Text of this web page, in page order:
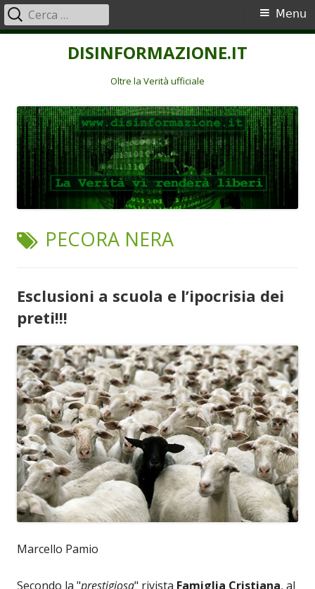
DISINFORMAZIONE.IT
Oltre la Verità ufficiale
Menu
principale
Menu
Ricerca
per:
TAG:
PECORA NERA
Esclusioni a scuola e l’ipocrisia dei
preti!!!
Marcello Pamio
Secondo la "prestigiosa" rivista Famiglia Cristiana, al